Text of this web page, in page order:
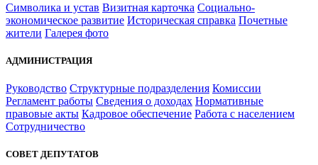
Символика и устав Визитная карточка Социально-
экономическое развитие Историческая справка Почетные
жители Галерея фото
АДМИНИСТРАЦИЯ
Руководство Структурные подразделения Комиссии
Регламент работы Сведения о доходах Нормативные
правовые акты Кадровое обеспечение Работа с населением
Сотрудничество
СОВЕТ ДЕПУТАТОВ